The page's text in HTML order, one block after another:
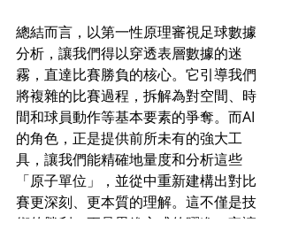
總結而言，以第一性原理審視足球數據
分析，讓我們得以穿透表層數據的迷
霧，直達比賽勝負的核心。它引導我們
將複雜的比賽過程，拆解為對空間、時
間和球員動作等基本要素的爭奪。而AI
的角色，正是提供前所未有的強大工
具，讓我們能精確地量度和分析這些
「原子單位」，並從中重新建構出對比
賽更深刻、更本質的理解。這不僅是技
術的勝利，更是思維方式的躍進，它讓